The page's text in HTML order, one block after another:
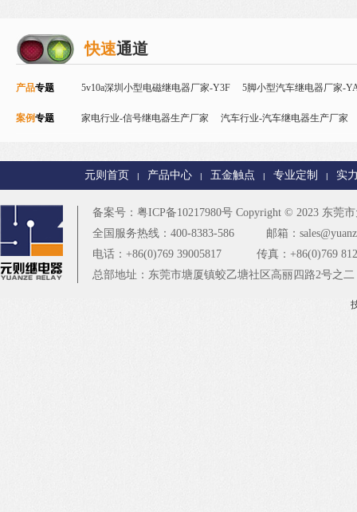
快速通道
产品专题 5v10a深圳小型电磁继电器厂家-Y3F 5脚小型汽车继电器厂家-
Y32F 磁保持继电器 智能控制继电器-Y90 24v直流信号继电
案例专题 家电行业-信号继电器生产厂家 汽车行业-汽车继电器生产厂家
楼宇安防行业-T90继电器厂家 更多
元则首页 | 产品中心 | 五金触点 | 专业定制 | 实
备案号： 粤ICP备10217980号 Copyright © 2023 东莞
全国服务热线：400-8383-586
邮箱：
电话：+86(0)769 39005817
传真：+86(0)769
总部地址：东莞市塘厦镇蛟乙塘社区高丽四路2号之二